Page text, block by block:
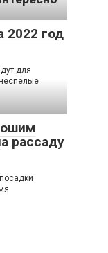
2022 год
для
рассаду